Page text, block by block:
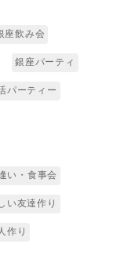
座飲み会
銀座パーティ
パーティー
い・食事会
い友達作り
作り